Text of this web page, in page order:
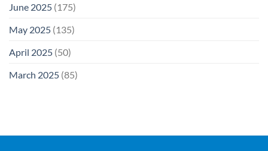
June 2025 (175)
May 2025 (135)
April 2025 (50)
March 2025 (85)